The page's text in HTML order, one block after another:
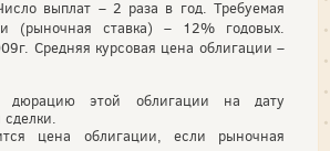
выплат – 2 раза в год. Требуемая
(рыночная ставка) – 12% годовых.
Средняя курсовая цена облигации –
дюрацию этой облигации на дату
цена облигации, если рыночная